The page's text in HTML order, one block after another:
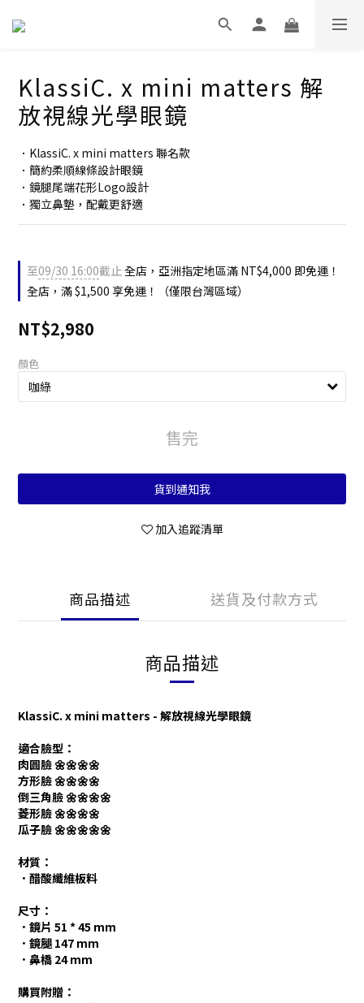
KlassiC. x mini matters 解
放視線光學眼鏡
．KlassiC. x mini matters 聯名款
．簡約柔順線條設計眼鏡
．鏡腿尾端花形Logo設計
．獨立鼻墊，配戴更舒適
至09/30 16:00截止全店，亞洲指定地區滿 NT$4,000 即免運！
全店，滿 $1,500 享免運！（僅限台灣區域）
NT$2,980
顏色
售完
貨到通知我
加入追蹤清單
商品描述 送貨及付款方式
商品描述
KlassiC. x mini matters - 解放視線光學眼鏡
適合臉型：
肉圓臉 🌼🌼🌼🌼
方形臉 🌼🌼🌼🌼
倒三角臉 🌼🌼🌼🌼
菱形臉 🌼🌼🌼🌼
瓜子臉 🌼🌼🌼🌼🌼
材質：
．醋酸纖維板料
尺寸：
．鏡片 51 * 45 mm
．鏡腿 147 mm
．鼻橋 24 mm
購買附贈：